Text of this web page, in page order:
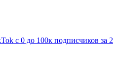
с 0 до 100к подписчиков за 2